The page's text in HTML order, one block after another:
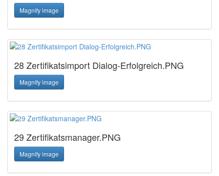
Magnify image
28 Zertifikatsimport Dialog-Erfolgreich.PNG
Magnify image
29 Zertifikatsmanager.PNG
Magnify image